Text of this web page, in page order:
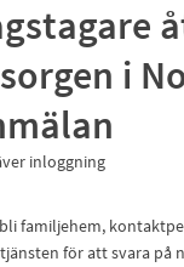
i
inloggning
familjehem,
för att svara